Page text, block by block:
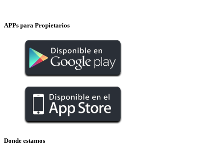
APPs para Propietarios
Donde estamos